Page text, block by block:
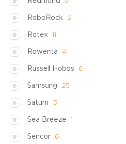
RoboRock 2
Rotex 11
Rowenta 4
Russell Hobbs 6
Samsung 25
Saturn 3
Sea Breeze 1
Sencor 6